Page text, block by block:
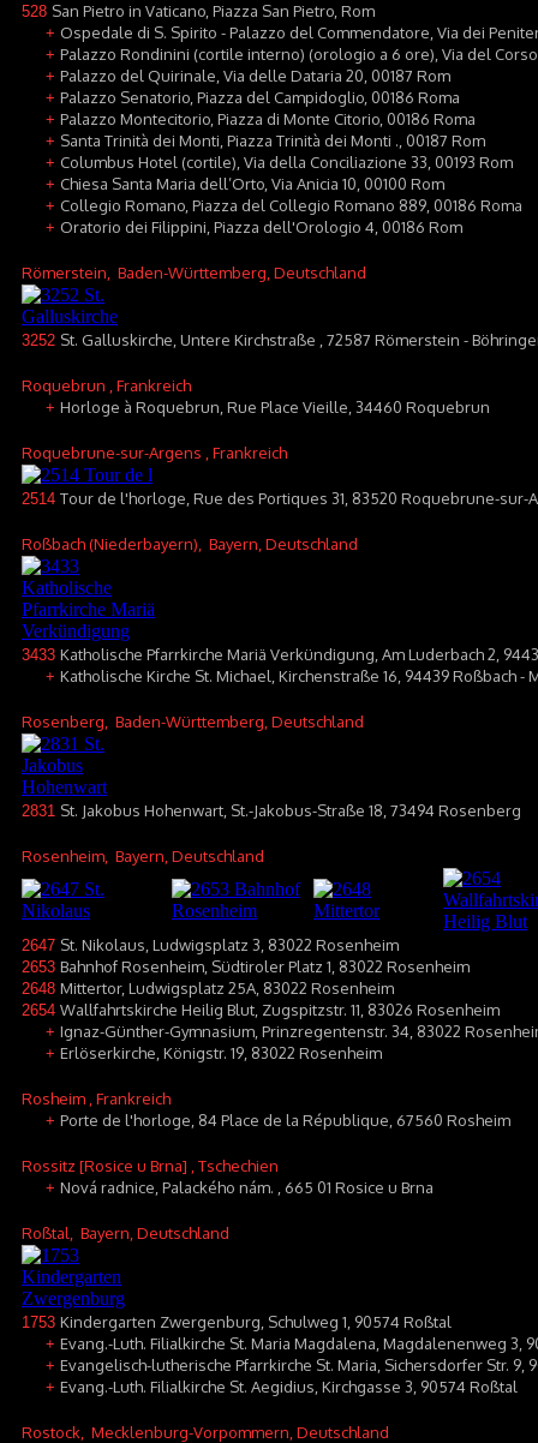
528 San Pietro in Vaticano, Piazza San Pietro, Rom
+ Ospedale di S. Spirito - Palazzo del Commendatore, Via dei
+ Palazzo Rondinini (cortile interno) (orologio a 6 ore), Via del Corso
+ Palazzo del Quirinale, Via delle Dataria 20, 00187 Rom
+ Palazzo Senatorio, Piazza del Campidoglio, 00186 Roma
+ Palazzo Montecitorio, Piazza di Monte Citorio, 00186 Roma
+ Santa Trinità dei Monti, Piazza Trinità dei Monti ., 00187 Rom
+ Columbus Hotel (cortile), Via della Conciliazione 33, 00193 Rom
+ Chiesa Santa Maria dell’Orto, Via Anicia 10, 00100 Rom
+ Collegio Romano, Piazza del Collegio Romano 889, 00186 Roma
+ Oratorio dei Filippini, Piazza dell'Orologio 4, 00186 Rom
Römerstein , Baden-Württemberg, Deutschland
3252 St. Galluskirche, Untere Kirchstraße , 72587 Römerstein -
Roquebrun , Frankreich
+ Horloge à Roquebrun, Rue Place Vieille, 34460 Roquebrun
Roquebrune-sur-Argens , Frankreich
2514 Tour de l'horloge, Rue des Portiques 31, 83520 Roquebrune-sur-
Roßbach (Niederbayern) , Bayern, Deutschland
3433 Katholische Pfarrkirche Mariä Verkündigung, Am Luderbach 2,
+ Katholische Kirche St. Michael, Kirchenstraße 16, 94439 Roßbach -
Rosenberg , Baden-Württemberg, Deutschland
2831 St. Jakobus Hohenwart, St.-Jakobus-Straße 18, 73494 Rosenberg
Rosenheim , Bayern, Deutschland
2647 St. Nikolaus, Ludwigsplatz 3, 83022 Rosenheim
2653 Bahnhof Rosenheim, Südtiroler Platz 1, 83022 Rosenheim
2648 Mittertor, Ludwigsplatz 25A, 83022 Rosenheim
2654 Wallfahrtskirche Heilig Blut, Zugspitzstr. 11, 83026 Rosenheim
+ Ignaz-Günther-Gymnasium, Prinzregentenstr. 34, 83022
+ Erlöserkirche, Königstr. 19, 83022 Rosenheim
Rosheim , Frankreich
+ Porte de l'horloge, 84 Place de la République, 67560 Rosheim
Rossitz [Rosice u Brna] , Tschechien
+ Nová radnice, Palackého nám. , 665 01 Rosice u Brna
Roßtal , Bayern, Deutschland
1753 Kindergarten Zwergenburg, Schulweg 1, 90574 Roßtal
+ Evang.-Luth. Filialkirche St. Maria Magdalena, Magdalenenweg 3,
+ Evangelisch-lutherische Pfarrkirche St. Maria, Sichersdorfer Str. 9,
+ Evang.-Luth. Filialkirche St. Aegidius, Kirchgasse 3, 90574 Roßtal
Rostock , Mecklenburg-Vorpommern, Deutschland